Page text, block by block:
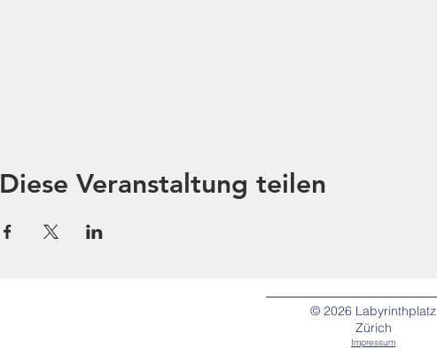
Diese Veranstaltung teilen
© 2026 Labyrinthplatz
Zürich
Impressum